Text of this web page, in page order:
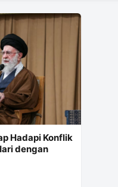
Hadapi Konflik
dengan